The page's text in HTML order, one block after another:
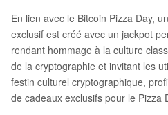
En lien avec le Bitcoin Pizza Day,
exclusif est créé avec un jackpot
rendant hommage à la culture
de la cryptographie et invitant les
festin culturel cryptographique,
de cadeaux exclusifs pour le Pizza